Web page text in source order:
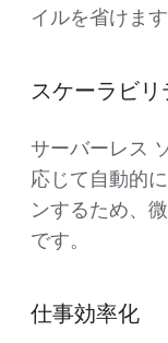
イルを省けます
スケーラビリ
サーバーレス
応じて自動的
ンするため、
です。
仕事効率化